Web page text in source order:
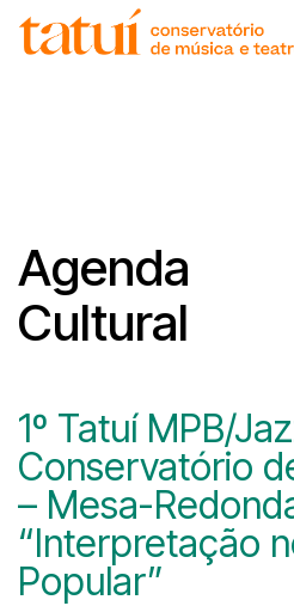
Agenda
Cultural
1º Tatuí MPB/
Conservatório
– Mesa-
“Interpretação
Popular”